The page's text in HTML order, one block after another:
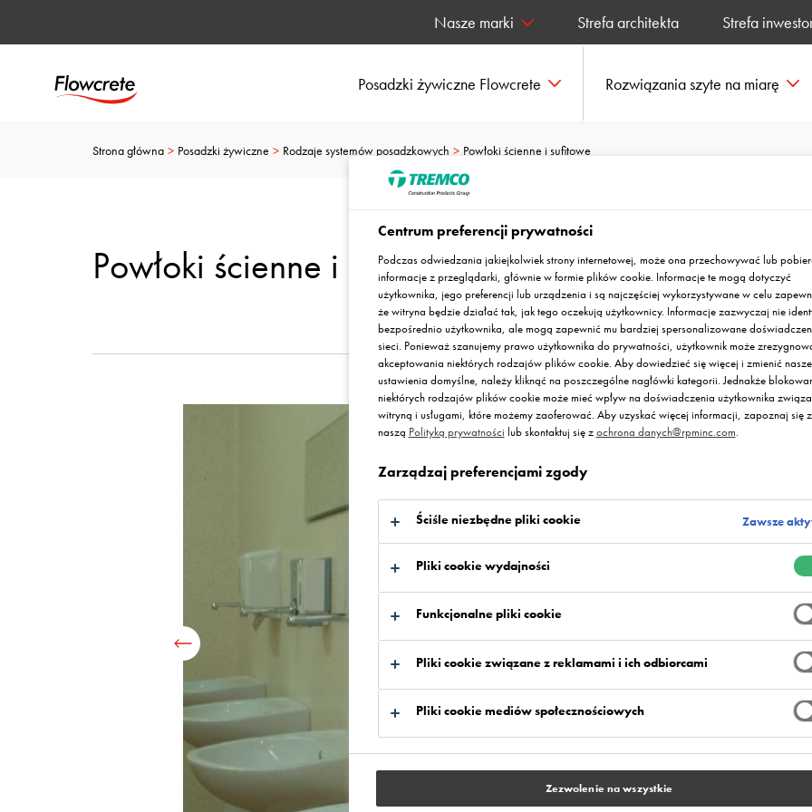
Posadzki żywiczne Flowcrete Rozwiązania szyte na miarę
Strefa architekta Strefa
Nasze marki
Powłoki ścienne i sufitowe
Strona główna Posadzki żywiczne Rodzaje systemów posadzkowych Powłoki ścienne i sufitowe
Centrum preferencji prywatności
Podczas odwiedzania jakiejkolwiek strony internetowej, może ona przechowywać lub
informacje z przeglądarki, głównie w formie plików cookie. Informacje te mogą dotyczyć
użytkownika, jego preferencji lub urządzenia i są najczęściej wykorzystywane w celu
że witryna będzie działać tak, jak tego oczekują użytkownicy. Informacje zazwyczaj nie
bezpośrednio użytkownika, ale mogą zapewnić mu bardziej spersonalizowane
sieci. Ponieważ szanujemy prawo użytkownika do prywatności, użytkownik może
akceptowania niektórych rodzajów plików cookie. Aby dowiedzieć się więcej i zmienić nasze
ustawienia domyślne, należy kliknąć na poszczególne nagłówki kategorii. Jednakże
niektórych rodzajów plików cookie może mieć wpływ na doświadczenia użytkownika
witryną i usługami, które możemy zaoferować. Aby uzyskać więcej informacji, zapoznaj się z
naszą Polityką prywatności lub skontaktuj się zochrona danych@rpminc.com.
Zarządzaj preferencjami zgody
Ściśle niezbędne pliki cookie Zawsze
Pliki cookie wydajności
Funkcjonalne pliki cookie
Pliki cookie związane z reklamami i ich odbiorcami
Pliki cookie mediów społecznościowych
Zezwolenie na wszystkie